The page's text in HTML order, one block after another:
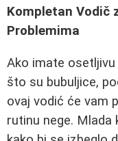
Kompletan Vodič
Problemima
Ako imate
što su bubuljice,
ovaj vodić će vam
rutinu nege.